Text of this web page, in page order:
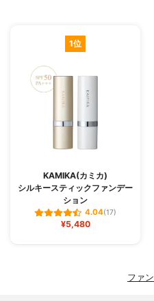
1位
KAMIKA(カミカ)
シルキースティックファンデー
ション
4.04(17)
¥5,480
ファ